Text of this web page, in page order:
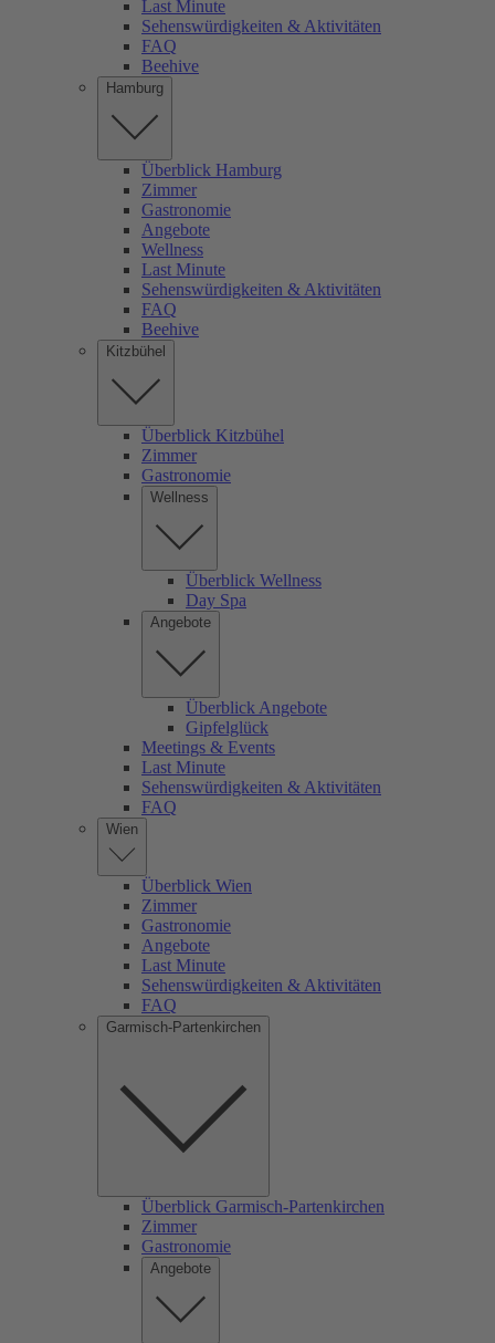
Last Minute
Sehenswürdigkeiten & Aktivitäten
FAQ
Beehive
Hamburg
Überblick Hamburg
Zimmer
Gastronomie
Angebote
Wellness
Last Minute
Sehenswürdigkeiten & Aktivitäten
FAQ
Beehive
Kitzbühel
Überblick Kitzbühel
Zimmer
Gastronomie
Wellness
Überblick Wellness
Day Spa
Angebote
Überblick Angebote
Gipfelglück
Meetings & Events
Last Minute
Sehenswürdigkeiten & Aktivitäten
FAQ
Wien
Überblick Wien
Zimmer
Gastronomie
Angebote
Last Minute
Sehenswürdigkeiten & Aktivitäten
FAQ
Garmisch-Partenkirchen
Überblick Garmisch-Partenkirchen
Zimmer
Gastronomie
Angebote